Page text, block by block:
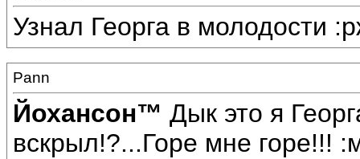
Узнал Георга в молодости
Pann
Йохансон™ Дык это я
вскрыл!?...Горе мне горе!!!